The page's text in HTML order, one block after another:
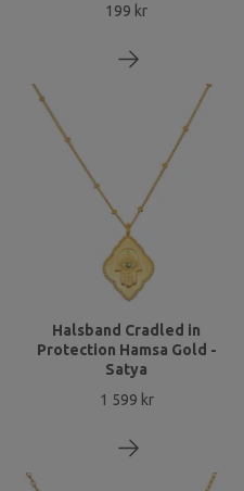
199 kr
Halsband Cradled in
Protection Hamsa Gold -
Satya
1 599 kr